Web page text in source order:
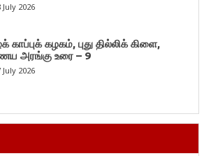
July 2026
காப்புக் கழகம், புது தில்லிக் கிளை,
அரங்கு உரை – 9
July 2026